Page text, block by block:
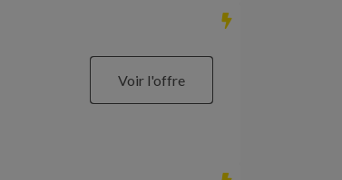
Voir l'offre